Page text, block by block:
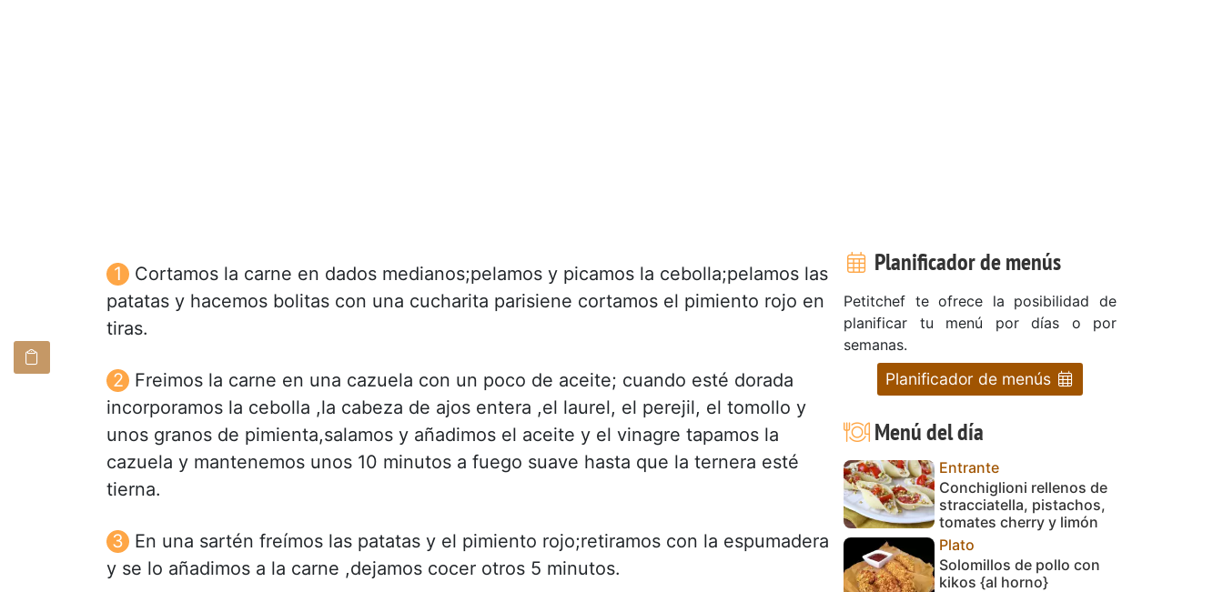
Cortamos la carne en dados medianos;pelamos y picamos la cebolla;pelamos las
patatas y hacemos bolitas con una cucharita parisiene cortamos el pimiento rojo en
tiras.
Freimos la carne en una cazuela con un poco de aceite; cuando esté dorada
incorporamos la cebolla ,la cabeza de ajos entera ,el laurel, el perejil, el tomollo y
unos granos de pimienta,salamos y añadimos el aceite y el vinagre tapamos la
cazuela y mantenemos unos 10 minutos a fuego suave hasta que la ternera esté
tierna.
En una sartén freímos las patatas y el pimiento rojo;retiramos con la espumadera
y se lo añadimos a la carne ,dejamos cocer otros 5 minutos.
Planificador de menús
Petitchef te ofrece la posibilidad de
planificar tu menú por días o por
semanas.
Planificador de menús
Menú del día
Entrante
Conchiglioni rellenos de
stracciatella, pistachos,
tomates cherry y limón
Plato
Solomillos de pollo con
kikos {al horno}